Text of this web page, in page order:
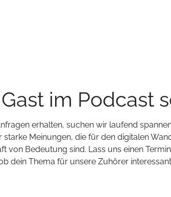
im Podcast
erhalten, suchen wir laufend
starke Meinungen, die für den digitalen
von Bedeutung sind. Lass uns einen
dein Thema für unsere Zuhörer